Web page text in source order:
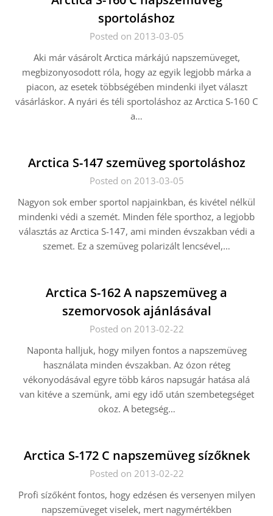
sportoláshoz
Posted on 2013-03-05
Aki már vásárolt Arctica márkájú napszemüveget,
megbizonyosodott róla, hogy az egyik legjobb márka a
piacon, az esetek többségében mindenki ilyet választ
vásárláskor. A nyári és téli sportoláshoz az Arctica S-160 C
a…
Arctica S-147 szemüveg sportoláshoz
Posted on 2013-03-05
Nagyon sok ember sportol napjainkban, és kivétel nélkül
mindenki védi a szemét. Minden féle sporthoz, a legjobb
választás az Arctica S-147, ami minden évszakban védi a
szemet. Ez a szemüveg polarizált lencsével,…
Arctica S-162 A napszemüveg a
szemorvosok ajánlásával
Posted on 2013-02-22
Naponta halljuk, hogy milyen fontos a napszemüveg
használata minden évszakban. Az ózon réteg
vékonyodásával egyre több káros napsugár hatása alá
van kitéve a szemünk, ami egy idő után szembetegséget
okoz. A betegség…
Arctica S-172 C napszemüveg sízőknek
Posted on 2013-02-22
Profi sízőként fontos, hogy edzésen és versenyen milyen
napszemüveget viselek, mert nagymértékben